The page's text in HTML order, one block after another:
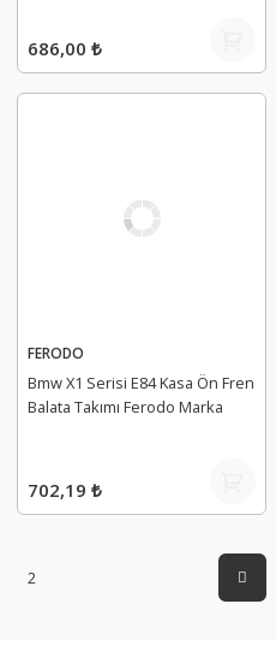
686,00 ₺
FERODO
Bmw X1 Serisi E84 Kasa Ön Fren
Balata Takımı Ferodo Marka
702,19 ₺
2